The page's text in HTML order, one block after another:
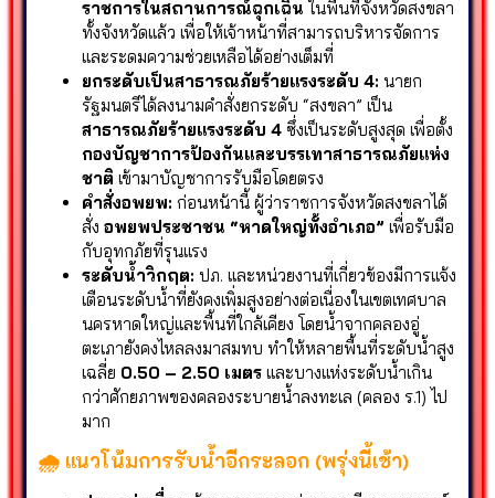
ราชการในสถานการณ์ฉุกเฉิน ในพื้นที่จังหวัดสงขลา
ทั้งจังหวัดแล้ว เพื่อให้เจ้าหน้าที่สามารถบริหารจัดการ
และระดมความช่วยเหลือได้อย่างเต็มที่
ยกระดับเป็นสาธารณภัยร้ายแรงระดับ 4: นายก
รัฐมนตรีได้ลงนามคำสั่งยกระดับ “สงขลา” เป็น
สาธารณภัยร้ายแรงระดับ 4 ซึ่งเป็นระดับสูงสุด เพื่อตั้ง
กองบัญชาการป้องกันและบรรเทาสาธารณภัยแห่ง
ชาติ เข้ามาบัญชาการรับมือโดยตรง
คำสั่งอพยพ: ก่อนหน้านี้ ผู้ว่าราชการจังหวัดสงขลาได้
สั่ง อพยพประชาชน “หาดใหญ่ทั้งอำเภอ” เพื่อรับมือ
กับอุทกภัยที่รุนแรง
ระดับน้ำวิกฤต: ปภ. และหน่วยงานที่เกี่ยวข้องมีการแจ้ง
เตือนระดับน้ำที่ยังคงเพิ่มสูงอย่างต่อเนื่องในเขตเทศบาล
นครหาดใหญ่และพื้นที่ใกล้เคียง โดยน้ำจากคลองอู่
ตะเภายังคงไหลลงมาสมทบ ทำให้หลายพื้นที่ระดับน้ำสูง
เฉลี่ย 0.50 – 2.50 เมตร และบางแห่งระดับน้ำเกิน
กว่าศักยภาพของคลองระบายน้ำลงทะเล (คลอง ร.1) ไป
มาก
🌧️ แนวโน้มการรับน้ำอีกระลอก (พรุ่งนี้เช้า)